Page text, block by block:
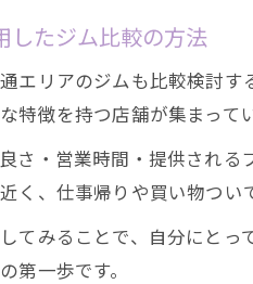
したジム比較の方法
エリアのジムも比較検討
特徴を持つ店舗が集まってい
さ・営業時間・提供され
く、仕事帰りや買い物つい
てみることで、自分にと
第一歩です。